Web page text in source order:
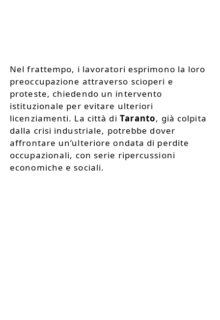
Nel frattempo, i lavoratori esprimono la loro
preoccupazione attraverso scioperi e
proteste, chiedendo un intervento
istituzionale per evitare ulteriori
licenziamenti. La città di Taranto, già colpita
dalla crisi industriale, potrebbe dover
affrontare un’ulteriore ondata di perdite
occupazionali, con serie ripercussioni
economiche e sociali.